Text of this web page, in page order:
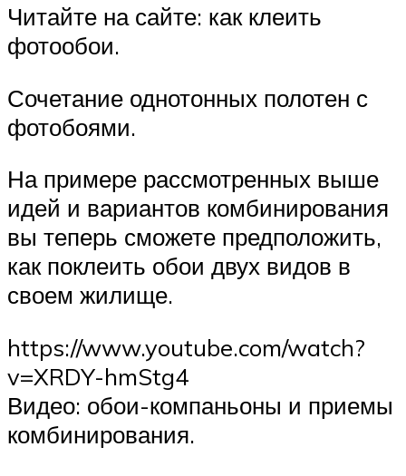
Читайте на сайте: как клеить
фотообои.
Сочетание однотонных полотен с
фотобоями.
На примере рассмотренных выше
идей и вариантов комбинирования
вы теперь сможете предположить,
как поклеить обои двух видов в
своем жилище.
https://www.youtube.com/watch?
v=XRDY-hmStg4
Видео: обои-компаньоны и приемы
комбинирования.